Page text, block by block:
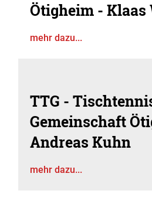
Ötigheim - Klaas
mehr dazu...
TTG -
Gemeinschaft
Andreas Kuhn
mehr dazu...